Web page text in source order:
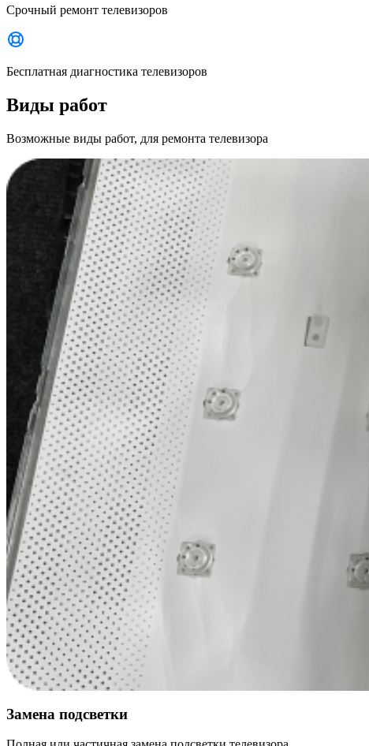
Срочный ремонт телевизоров
Бесплатная диагностика телевизоров
Виды работ
Возможные виды работ, для ремонта телевизора
Замена подсветки